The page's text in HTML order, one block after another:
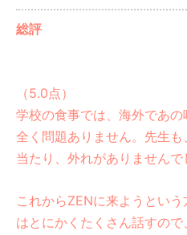
総評
（5.0点）
学校の食事では、海外であ
全く問題ありません。先生も
当たり、外れがありませんで
これからZENに来ようとい
はとにかくたくさん話すの